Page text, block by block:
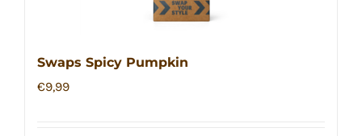
Swaps Spicy Pumpkin
€9,99